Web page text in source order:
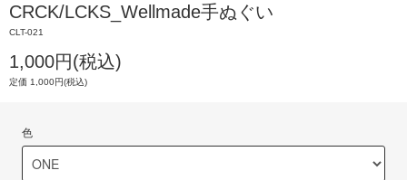
CRCK/LCKS_Wellmade手ぬぐい
CLT-021
1,000円(税込)
定価 1,000円(税込)
色